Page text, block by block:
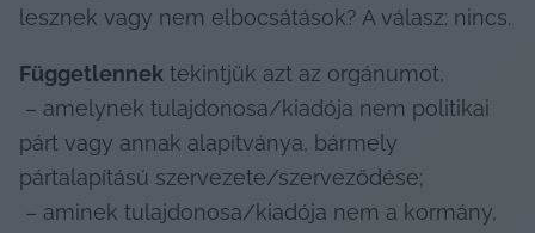
lesznek vagy nem elbocsátások? A válasz: nincs.
Függetlennek tekintjük azt az orgánumot,
párt vagy annak alapítványa, bármely
pártalapítású szervezete/szerveződése;